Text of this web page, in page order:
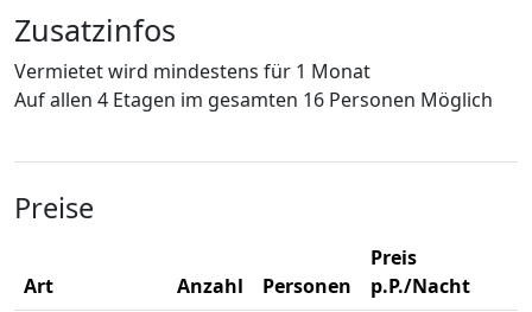
Zusatzinfos
Vermietet wird mindestens für 1 Monat
Auf allen 4 Etagen im gesamten 16 Personen Möglich
Preise
Art Anzahl Personen
Preis
p.P./Nacht